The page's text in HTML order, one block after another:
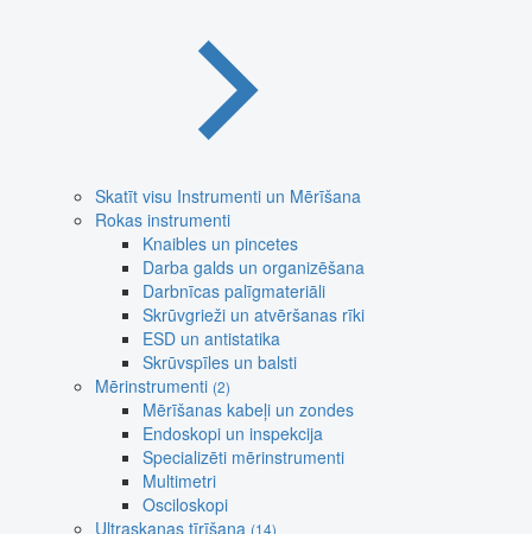
Skatīt visu Instrumenti un Mērīšana
Rokas instrumenti
Knaibles un pincetes
Darba galds un organizēšana
Darbnīcas palīgmateriāli
Skrūvgrieži un atvēršanas rīki
ESD un antistatika
Skrūvspīles un balsti
Mērinstrumenti (2)
Mērīšanas kabeļi un zondes
Endoskopi un inspekcija
Specializēti mērinstrumenti
Multimetri
Osciloskopi
Ultraskaņas tīrīšana (14)